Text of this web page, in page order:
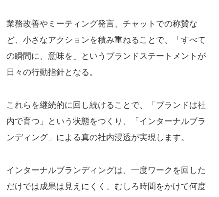
業務改善やミーティング発言、チャットでの称賛な
ど、小さなアクションを積み重ねることで、「すべて
の瞬間に、意味を」というブランドステートメントが
日々の行動指針となる。
これらを継続的に回し続けることで、「ブランドは社
内で育つ」という状態をつくり、「インターナルブラ
ンディング」による真の社内浸透が実現します。
インターナルブランディングは、一度ワークを回した
だけでは成果は見えにくく、むしろ時間をかけて何度